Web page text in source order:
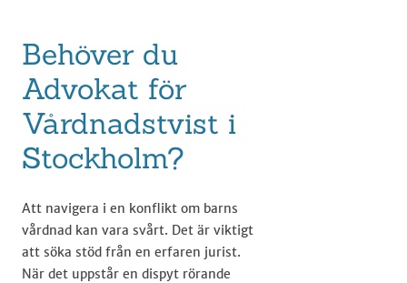
Behöver du
Advokat för
Vårdnadstvist i
Stockholm?
Att navigera i en konflikt om barns
vårdnad kan vara svårt. Det är viktigt
att söka stöd från en erfaren jurist.
När det uppstår en dispyt rörande